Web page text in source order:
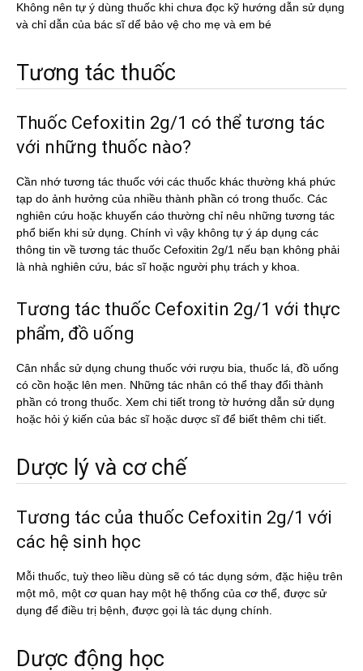
Không nên tự ý dùng thuốc khi chưa đọc kỹ hướng dẫn sử dụng
và chỉ dẫn của bác sĩ dể bảo vệ cho mẹ và em bé
Tương tác thuốc
Thuốc Cefoxitin 2g/1 có thể tương tác
với những thuốc nào?
Cần nhớ tương tác thuốc với các thuốc khác thường khá phức
tạp do ảnh hưởng của nhiều thành phần có trong thuốc. Các
nghiên cứu hoặc khuyến cáo thường chỉ nêu những tương tác
phổ biến khi sử dụng. Chính vì vậy không tự ý áp dụng các
thông tin về tương tác thuốc Cefoxitin 2g/1 nếu bạn không phải
là nhà nghiên cứu, bác sĩ hoặc người phụ trách y khoa.
Tương tác thuốc Cefoxitin 2g/1 với thực
phẩm, đồ uống
Cân nhắc sử dụng chung thuốc với rượu bia, thuốc lá, đồ uống
có cồn hoặc lên men. Những tác nhân có thể thay đổi thành
phần có trong thuốc. Xem chi tiết trong tờ hướng dẫn sử dụng
hoặc hỏi ý kiến của bác sĩ hoặc dược sĩ để biết thêm chi tiết.
Dược lý và cơ chế
Tương tác của thuốc Cefoxitin 2g/1 với
các hệ sinh học
Mỗi thuốc, tuỳ theo liều dùng sẽ có tác dụng sớm, đặc hiệu trên
một mô, một cơ quan hay một hệ thống của cơ thể, được sử
dụng để điều trị bệnh, được gọi là tác dụng chính.
Dược động học